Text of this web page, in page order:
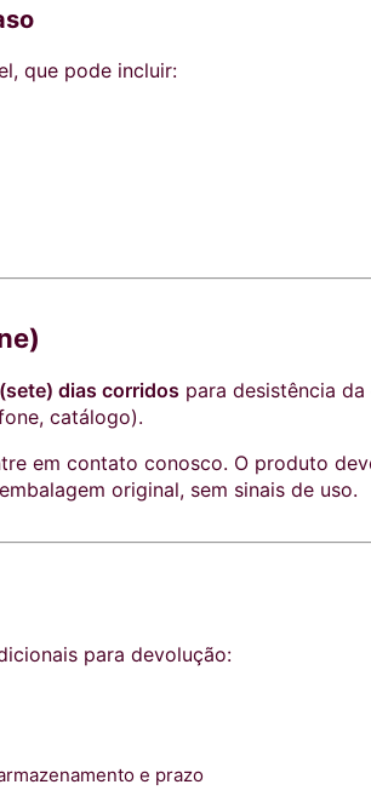
que pode incluir:
dias corridos para desistência
catálogo).
em contato conosco. O produto
original, sem sinais de uso.
para devolução:
e prazo